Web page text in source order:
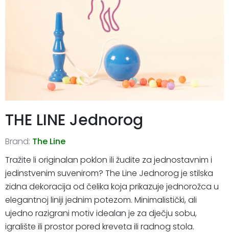
THE LINE Jednorog
Brand: The Line
Tražite li originalan poklon ili žudite za jednostavnim i
jedinstvenim suvenirom? The Line Jednorog je stilska
zidna dekoracija od čelika koja prikazuje jednorožca u
elegantnoj liniji jednim potezom. Minimalistički, ali
ujedno razigrani motiv idealan je za dječju sobu,
igralište ili prostor pored kreveta ili radnog stola.